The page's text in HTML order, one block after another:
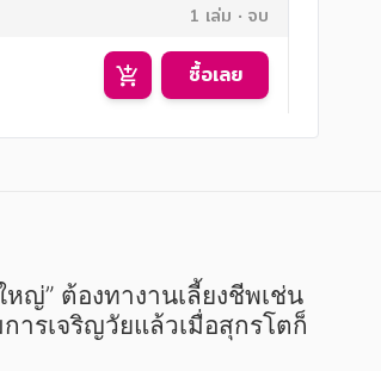
1 เล่ม จบ
ซื้อเลย
ญ่” ต้องทางานเลี้ยงชีพเช่น
ารเจริญวัยแล้วเมื่อสุกรโตก็